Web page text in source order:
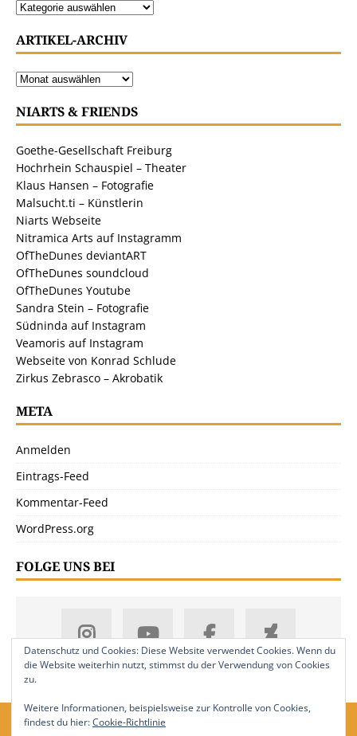
ARTIKEL-ARCHIV
NIARTS & FRIENDS
Goethe-Gesellschaft Freiburg
Hochrhein Schauspiel – Theater
Klaus Hansen – Fotografie
Malsucht.ti – Künstlerin
Niarts Webseite
Nitramica Arts auf Instagramm
OfTheDunes deviantART
OfTheDunes soundcloud
OfTheDunes Youtube
Sandra Stein – Fotografie
Südninda auf Instagram
Veamoris auf Instagram
Webseite von Konrad Schlude
Zirkus Zebrasco – Akrobatik
META
Anmelden
Eintrags-Feed
Kommentar-Feed
WordPress.org
FOLGE UNS BEI
Datenschutz und Cookies: Diese Website verwendet Cookies. Wenn du
die Website weiterhin nutzt, stimmst du der Verwendung von Cookies
zu.
Weitere Informationen, beispielsweise zur Kontrolle von Cookies,
findest du hier:Cookie-Richtlinie